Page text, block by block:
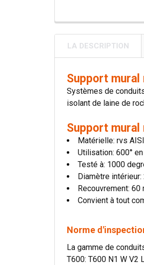
LA DESCRIPTION
Support mural
Systèmes de
isolant de laine de
Support mural
Matérielle: rvs
Utilisation: 600°
Testé à: 1000
Diamètre intérieur:
Recouvrement: 60
Convient à tout
Norme
La gamme de
T600: T600 N1 W V2